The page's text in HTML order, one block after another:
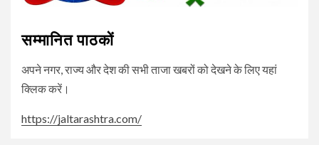
सम्मानित पाठकों
अपने नगर, राज्य और देश की सभी ताजा खबरों को देखने के लिए यहां
क्लिक करें।
https://jaltarashtra.com/